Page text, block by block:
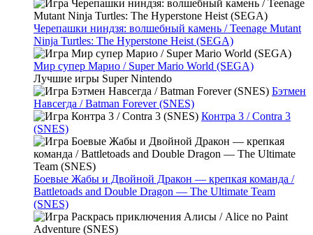
Черепашки ниндзя: волшебный камень / Teenage Mutant
Ninja Turtles: The Hyperstone Heist (SEGA)
Мир супер Марио / Super Mario World (SEGA)
Лучшие игры Super Nintendo
Бэтмен
Навсегда / Batman Forever (SNES)
Контра 3 / Contra 3
(SNES)
Боевые Жабы и Двойной Дракон — крепкая команда /
Battletoads and Double Dragon — The Ultimate Team
(SNES)